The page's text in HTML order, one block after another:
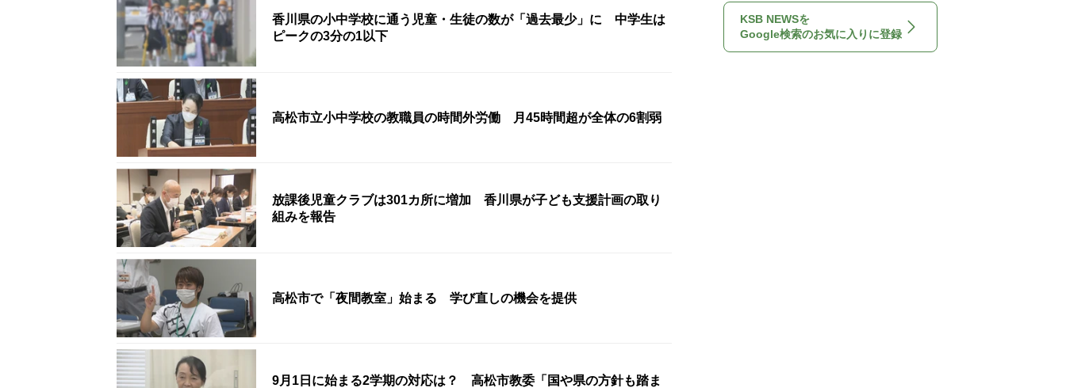
香川県の小中学校に通う児童・生徒の数が「過去最少」に 中学生は
ピークの3分の1以下
高松市立小中学校の教職員の時間外労働 月45時間超が全体の6割弱
放課後児童クラブは301カ所に増加 香川県が子ども支援計画の取り
組みを報告
高松市で「夜間教室」始まる 学び直しの機会を提供
9月1日に始まる2学期の対応は？ 高松市教委「国や県の方針も踏ま
KSB NEWSを
Google検索のお気に入りに登録